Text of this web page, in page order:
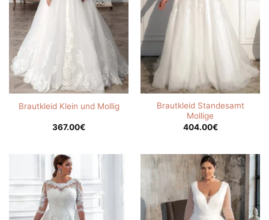
Brautkleid Klein und Mollig
367.00€
Brautkleid Standesamt
Mollige
404.00€